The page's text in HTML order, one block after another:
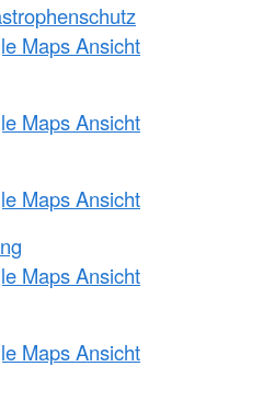
Maps Ansicht
Maps Ansicht
Maps Ansicht
Maps Ansicht
Maps Ansicht